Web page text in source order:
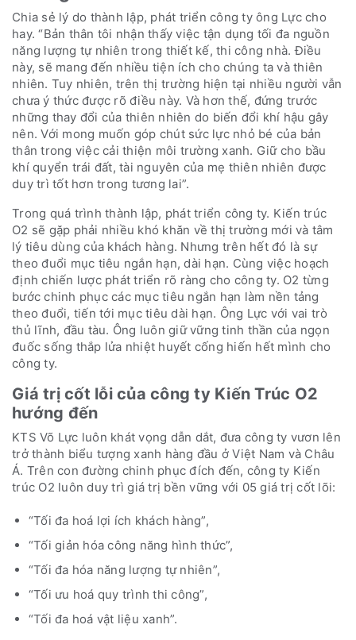
Chia sẻ lý do thành lập, phát triển công ty ông Lực cho
hay. “Bản thân tôi nhận thấy việc tận dụng tối đa nguồn
năng lượng tự nhiên trong thiết kế, thi công nhà. Điều
này, sẽ mang đến nhiều tiện ích cho chúng ta và thiên
nhiên. Tuy nhiên, trên thị trường hiện tại nhiều người vẫn
chưa ý thức được rõ điều này. Và hơn thế, đứng trước
những thay đổi của thiên nhiên do biến đổi khí hậu gây
nên. Với mong muốn góp chút sức lực nhỏ bé của bản
thân trong việc cải thiện môi trường xanh. Giữ cho bầu
khí quyển trái đất, tài nguyên của mẹ thiên nhiên được
duy trì tốt hơn trong tương lai”.
Trong quá trình thành lập, phát triển công ty. Kiến trúc
O2 sẽ gặp phải nhiều khó khăn về thị trường mới và tâm
lý tiêu dùng của khách hàng. Nhưng trên hết đó là sự
theo đuổi mục tiêu ngắn hạn, dài hạn. Cùng việc hoạch
định chiến lược phát triển rõ ràng cho công ty. O2 từng
bước chinh phục các mục tiêu ngắn hạn làm nền tảng
theo đuổi, tiến tới mục tiêu dài hạn. Ông Lực với vai trò
thủ lĩnh, đầu tàu. Ông luôn giữ vững tinh thần của ngọn
đuốc sống thắp lửa nhiệt huyết cống hiến hết mình cho
công ty.
Giá trị cốt lỗi của công ty Kiến Trúc O2
hướng đến
KTS Võ Lực luôn khát vọng dẫn dắt, đưa công ty vươn lên
trở thành biểu tượng xanh hàng đầu ở Việt Nam và Châu
Á. Trên con đường chinh phục đích đến, công ty Kiến
trúc O2 luôn duy trì giá trị bền vững với 05 giá trị cốt lõi:
“Tối đa hoá lợi ích khách hàng”,
“Tối giản hóa công năng hình thức”,
“Tối đa hóa năng lượng tự nhiên”,
“Tối ưu hoá quy trình thi công”,
“Tối đa hoá vật liệu xanh”.